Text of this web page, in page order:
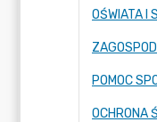
OŚWIATA I
OCHRONA